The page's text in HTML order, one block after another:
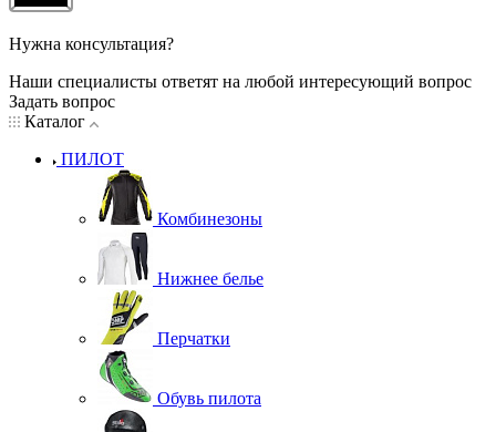
Нужна консультация?
Наши специалисты ответят на любой интересующий вопрос
Задать вопрос
Каталог
ПИЛОТ
Комбинезоны
Нижнее белье
Перчатки
Обувь пилота